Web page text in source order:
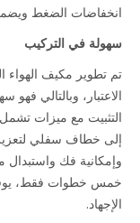
الضغط ويضمن
في التركيب
وبالتالي فهو سهل
مع ميزات تشمل
خطاف سفلي لتعزيز قوة
فك واستبدال محرك
خطوات فقط، يوفران